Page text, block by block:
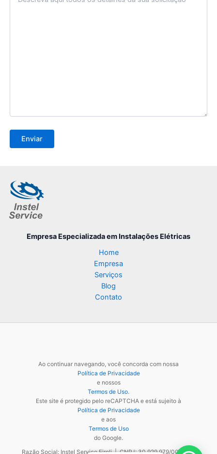
Empresa Especializadaem Instalações Elétricas
Home
Empresa
Serviços
Blog
Contato
Ao continuar navegando, você concorda com nossa
Política de Privacidade
e nossos
Termos de Uso.
Este site é protegido pelo reCAPTCHA e está sujeito à
Política de Privacidade
e aos
Termos de Uso
do Google.
Razão Social: Instel Service Eireli | CNPJ: 30.929.979/0001-48